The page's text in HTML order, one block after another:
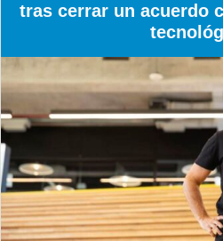
tras cerrar un acuerdo